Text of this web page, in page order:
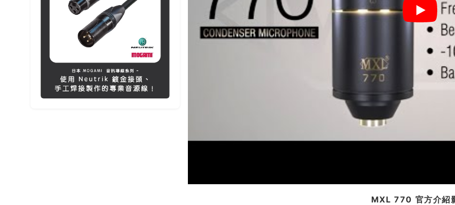
MXL 770 官方介紹